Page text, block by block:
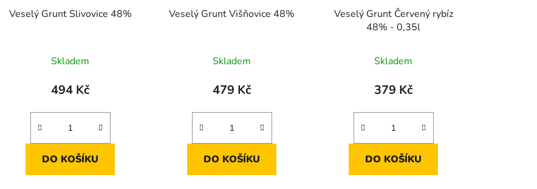
Veselý Grunt Slivovice 48%
Skladem
494 Kč
DO KOŠÍKU
Veselý Grunt Višňovice 48%
Skladem
479 Kč
DO KOŠÍKU
Veselý Grunt Červený rybíz
48% - 0,35l
Skladem
379 Kč
DO KOŠÍKU